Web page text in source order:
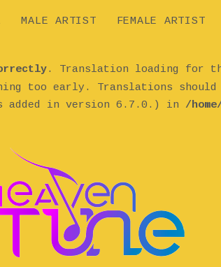
. Translation loading for
too early. Translations
added in version 6.7.0.) in /
MALE ARTIST FEMALE ARTIST